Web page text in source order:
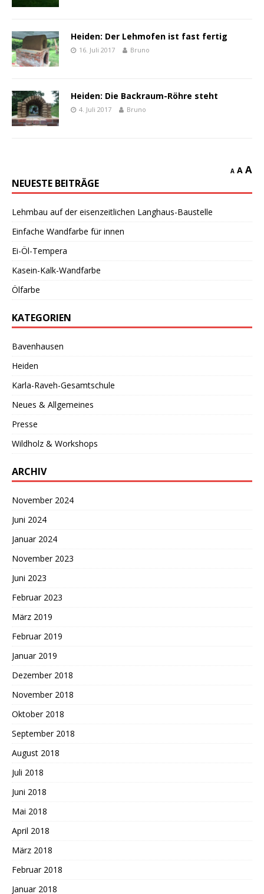
Heiden: Der Lehmofen ist fast fertig
16. Juli 2017 Bruno
Heiden: Die Backraum-Röhre steht
4. Juli 2017 Bruno
A A A
NEUESTE BEITRÄGE
Lehmbau auf der eisenzeitlichen Langhaus-Baustelle
Einfache Wandfarbe für innen
Ei-Öl-Tempera
Kasein-Kalk-Wandfarbe
Ölfarbe
KATEGORIEN
Bavenhausen
Heiden
Karla-Raveh-Gesamtschule
Neues & Allgemeines
Presse
Wildholz & Workshops
ARCHIV
November 2024
Juni 2024
Januar 2024
November 2023
Juni 2023
Februar 2023
März 2019
Februar 2019
Januar 2019
Dezember 2018
November 2018
Oktober 2018
September 2018
August 2018
Juli 2018
Juni 2018
Mai 2018
April 2018
März 2018
Februar 2018
Januar 2018